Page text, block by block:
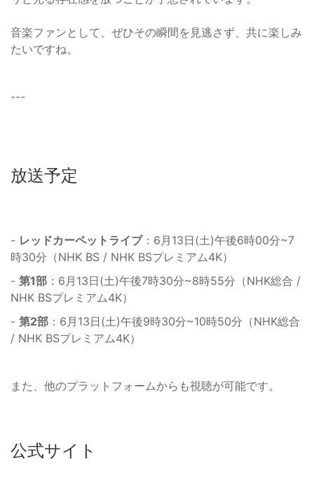
音楽ファンとして、ぜひその瞬間を見逃さず、共に楽しみ
たいですね。
---
放送予定
- レッドカーペットライブ：6月13日(土)午後6時00分~7
時30分（NHK BS / NHK BSプレミアム4K）
- 第1部 ：6月13日(土)午後7時30分~8時55分（NHK総合 /
NHK BSプレミアム4K）
- 第2部 ：6月13日(土)午後9時30分~10時50分（NHK総合
/ NHK BSプレミアム4K）
また、他のプラットフォームからも視聴が可能です。
公式サイト